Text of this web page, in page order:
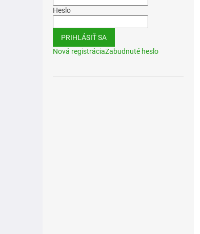
Heslo
PRIHLÁSIŤ SA
Nová registráciaZabudnuté heslo